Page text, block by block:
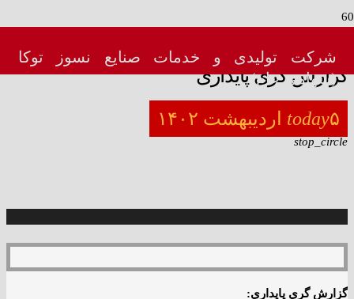
شرکت تولیدی و خدمات صنایع نسوز توکا
(سهامی عام)
گزارش گری پایداری
today۵ اردیبهشت ۱۴۰۲
stop_circle
گزارش گری پایداری: